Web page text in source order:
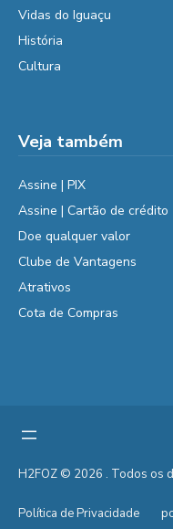
Vidas do Iguaçu
História
Cultura
Veja também
Assine | PIX
Assine | Cartão de crédito
Doe qualquer valor
Clube de Vantagens
Atrativos
Cota de Compras
H2FOZ © 2026 . Todos os
Política de Privacidade